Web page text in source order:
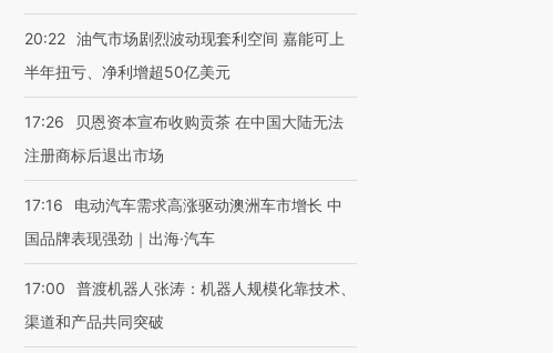
20:22 油气市场剧烈波动现套利空间 嘉能可上
半年扭亏、净利增超50亿美元
17:26
贝恩资本宣布收购贡茶 在中国大陆无法
注册商标后退出市场
17:16
电动汽车需求高涨驱动澳洲车市增长 中
国品牌表现强劲｜出海·汽车
17:00
普渡机器人张涛：机器人规模化靠技术、
渠道和产品共同突破